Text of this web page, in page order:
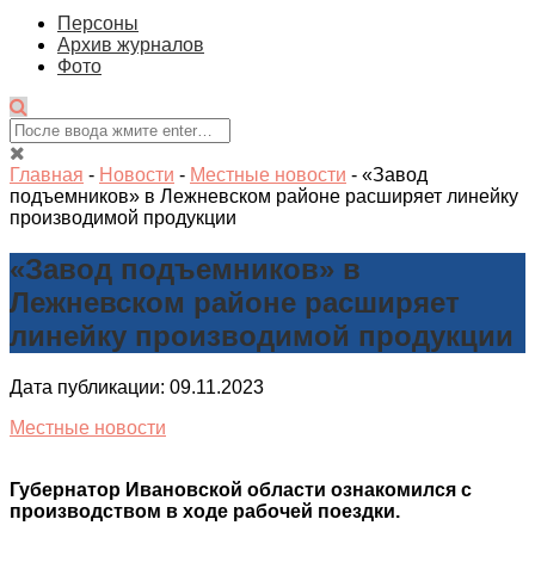
Персоны
Архив журналов
Фото
Главная - Новости - Местные новости - «Завод
подъемников» в Лежневском районе расширяет линейку
производимой продукции
«Завод подъемников» в
Лежневском районе расширяет
линейку производимой продукции
Дата публикации: 09.11.2023
Местные новости
Губернатор Ивановской области ознакомился с
производством в ходе рабочей поездки.